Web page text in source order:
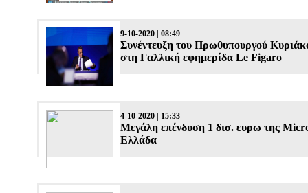
9-10-2020 | 08:49
Συνέντευξη του Πρωθυπουργού
στη Γαλλική εφημερίδα Le Figaro
4-10-2020 | 15:33
Μεγάλη επένδυση 1 δισ. ευρω της
Ελλάδα